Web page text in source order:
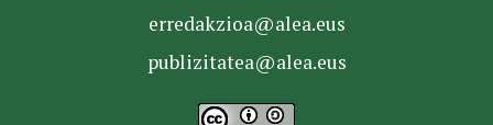
erredakzioa@alea.eus
publizitatea@alea.eus